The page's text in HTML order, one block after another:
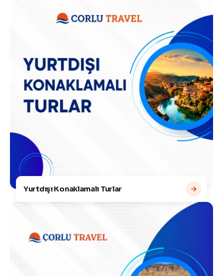
Yurtdışı Konaklamalı Turlar